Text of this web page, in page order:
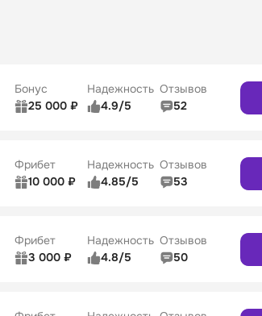
Бонус
25 000 ₽
Надежность
4.9/5
Отзывов
52
Фрибет
10 000 ₽
Надежность
4.85/5
Отзывов
53
Фрибет
3 000 ₽
Надежность
4.8/5
Отзывов
50